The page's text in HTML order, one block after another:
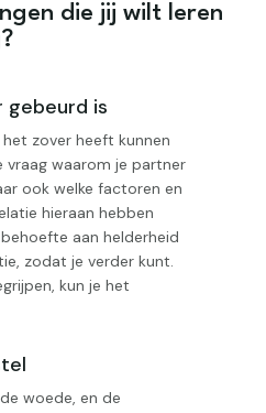
die jij wilt leren
gebeurd is
zover heeft kunnen
vraag waarom je partner
ook welke factoren en
hieraan hebben
aan helderheid
zodat je verder kunt.
kun je het
woede, en de